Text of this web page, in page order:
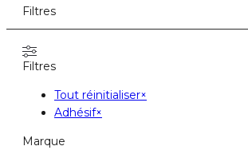
Filtres
Filtres
Tout réinitialiser×
Adhésif×
Marque